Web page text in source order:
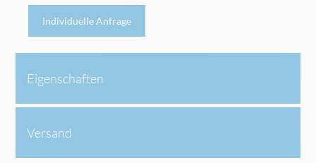
Individuelle Anfrage
Eigenschaften
Versand